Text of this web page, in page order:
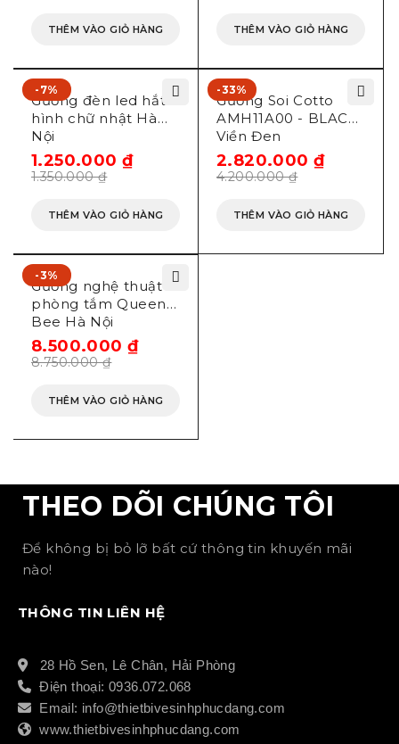
THÊM VÀO GIỎ HÀNG THÊM VÀO GIỎ HÀNG
-7%
Gương đèn led hắt
hình chữ nhật Hà
Nội
1.350.000₫
1.250.000₫
THÊM VÀO GIỎ HÀNG
-33%
Gương Soi Cotto
AMH11A00 - BLACK
Viền Đen
4.200.000₫
2.820.000₫
THÊM VÀO GIỎ HÀNG
-3%
Gương nghệ thuật
phòng tắm Queen
Bee Hà Nội
8.750.000₫
8.500.000₫
THÊM VÀO GIỎ HÀNG
THEO DÕI CHÚNG TÔI
Để không bị bỏ lỡ bất cứ thông tin khuyến mãi
nào!
THÔNG TIN LIÊN HỆ
28 Hồ Sen, Lê Chân, Hải Phòng
Điện thoại: 0936.072.068
Email: info@thietbivesinhphucdang.com
www.thietbivesinhphucdang.com